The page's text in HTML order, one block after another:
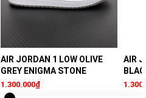
AIR JORDAN 1 LOW OLIVE
GREY ENIGMA STONE
1.300.000₫
AIR